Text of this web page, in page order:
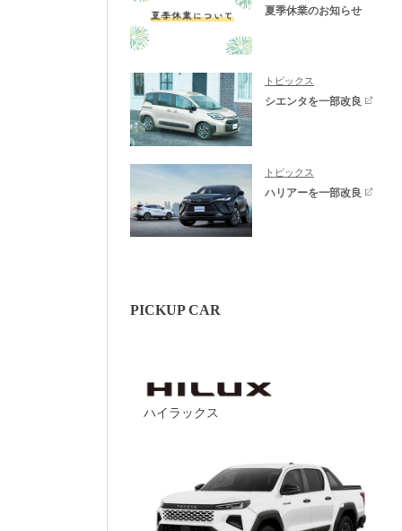
夏季休業のお知らせ
トピックス
シエンタを一部改良
トピックス
ハリアーを一部改良
PICKUP CAR
ハイラックス